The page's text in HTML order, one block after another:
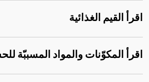
اقرأ القيم الغذائية
اقرأ المكوّنات والمواد المسببّة